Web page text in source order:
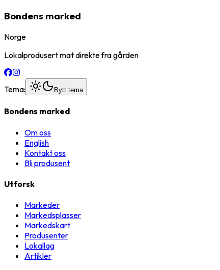
Bondens marked
Norge
Lokalprodusert mat direkte fra gården
Tema: Bytt tema
Bondens marked
Om oss
English
Kontakt oss
Bli produsent
Utforsk
Markeder
Markedsplasser
Markedskart
Produsenter
Lokallag
Artikler